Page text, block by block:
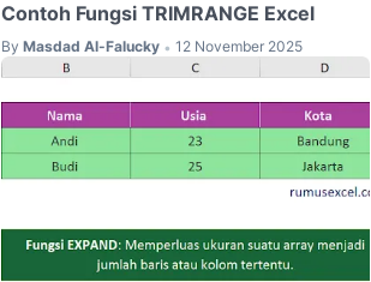
Contoh Fungsi TRIMRANGE Excel
By Masdad Al-Falucky • 12 November 2025